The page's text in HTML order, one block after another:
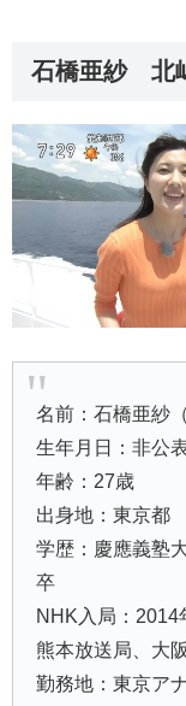
石橋亜紗 北
名前：石橋亜紗
生年月日：非公
年齢：27歳
出身地：東京都
学歴：慶應義塾
卒
NHK入局：2014
熊本放送局、大
勤務地：東京ア